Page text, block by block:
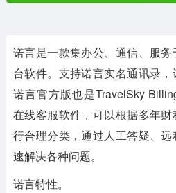
系统工具 其它应用
诺言是一款集办公、通信、服
台软件。支持诺言实名通讯录，
诺言官方版也是TravelSky
在线客服软件，可以根据多年
行合理分类，通过人工答疑、
速解决各种问题。
诺言特性。